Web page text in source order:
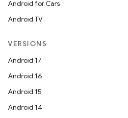
Android for Cars
Android TV
VERSIONS
Android 17
Android 16
Android 15
Android 14